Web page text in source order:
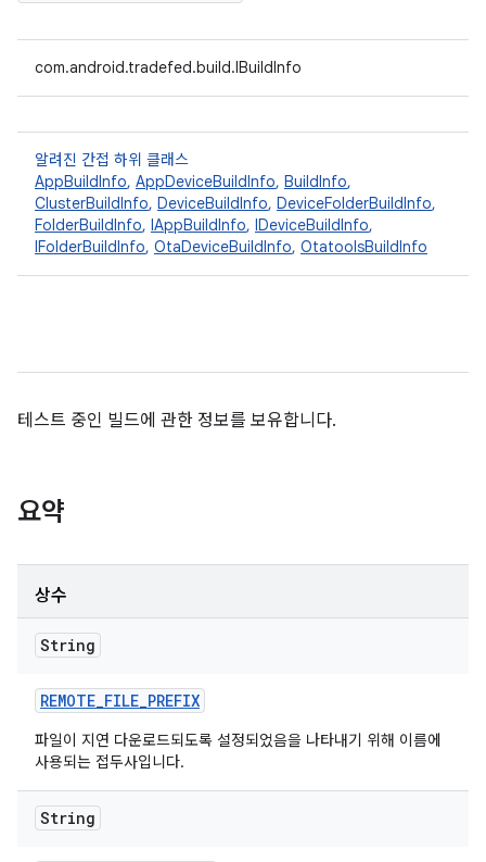
com.android.tradefed.build.IBuildInfo
알려진 간접 하위 클래스
AppBuildInfo, AppDeviceBuildInfo, BuildInfo,
ClusterBuildInfo, DeviceBuildInfo, DeviceFolderBuildInfo,
FolderBuildInfo, IAppBuildInfo, IDeviceBuildInfo,
IFolderBuildInfo, OtaDeviceBuildInfo, OtatoolsBuildInfo
테스트 중인 빌드에 관한 정보를 보유합니다.
요약
상수
String
REMOTE_FILE_PREFIX
파일이 지연 다운로드되도록 설정되었음을 나타내기 위해 이름에
사용되는 접두사입니다.
String